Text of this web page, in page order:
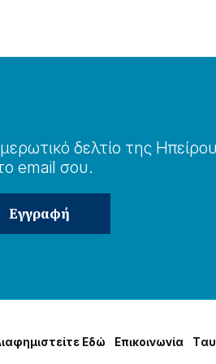
δελτίο της Ηπείρου
email σου.
Εδώ Επɩκοɩνωνία